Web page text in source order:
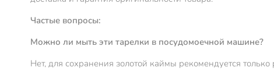
Частые вопросы:
Можно ли мыть эти тарелки в посудомоечной машине?
Нет, для сохранения золотой каймы рекомендуется